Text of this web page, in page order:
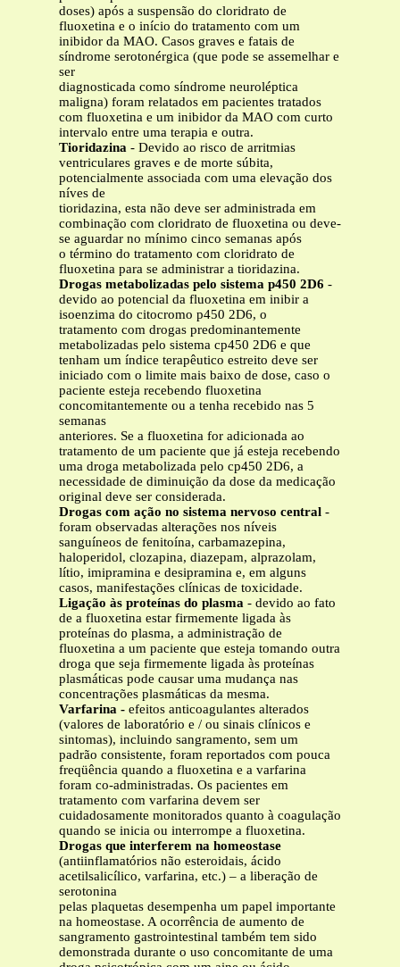
doses) após a suspensão do cloridrato de
fluoxetina e o início do tratamento com um
inibidor da MAO. Casos graves e fatais de
síndrome serotonérgica (que pode se assemelhar e
ser
diagnosticada como síndrome neuroléptica
maligna) foram relatados em pacientes tratados
com fluoxetina e um inibidor da MAO com curto
intervalo entre uma terapia e outra.
Tioridazina - Devido ao risco de arritmias
ventriculares graves e de morte súbita,
potencialmente associada com uma elevação dos
níves de
tioridazina, esta não deve ser administrada em
combinação com cloridrato de fluoxetina ou deve-
se aguardar no mínimo cinco semanas após
o término do tratamento com cloridrato de
fluoxetina para se administrar a tioridazina.
Drogas metabolizadas pelo sistema p450 2D6 -
devido ao potencial da fluoxetina em inibir a
isoenzima do citocromo p450 2D6, o
tratamento com drogas predominantemente
metabolizadas pelo sistema cp450 2D6 e que
tenham um índice terapêutico estreito deve ser
iniciado com o limite mais baixo de dose, caso o
paciente esteja recebendo fluoxetina
concomitantemente ou a tenha recebido nas 5
semanas
anteriores. Se a fluoxetina for adicionada ao
tratamento de um paciente que já esteja recebendo
uma droga metabolizada pelo cp450 2D6, a
necessidade de diminuição da dose da medicação
original deve ser considerada.
Drogas com ação no sistema nervoso central -
foram observadas alterações nos níveis
sanguíneos de fenitoína, carbamazepina,
haloperidol, clozapina, diazepam, alprazolam,
lítio, imipramina e desipramina e, em alguns
casos, manifestações clínicas de toxicidade.
Ligação às proteínas do plasma - devido ao fato
de a fluoxetina estar firmemente ligada às
proteínas do plasma, a administração de
fluoxetina a um paciente que esteja tomando outra
droga que seja firmemente ligada às proteínas
plasmáticas pode causar uma mudança nas
concentrações plasmáticas da mesma.
Varfarina - efeitos anticoagulantes alterados
(valores de laboratório e / ou sinais clínicos e
sintomas), incluindo sangramento, sem um
padrão consistente, foram reportados com pouca
freqüência quando a fluoxetina e a varfarina
foram co-administradas. Os pacientes em
tratamento com varfarina devem ser
cuidadosamente monitorados quanto à coagulação
quando se inicia ou interrompe a fluoxetina.
Drogas que interferem na homeostase
(antiinflamatórios não esteroidais, ácido
acetilsalicílico, varfarina, etc.) – a liberação de
serotonina
pelas plaquetas desempenha um papel importante
na homeostase. A ocorrência de aumento de
sangramento gastrointestinal também tem sido
demonstrada durante o uso concomitante de uma